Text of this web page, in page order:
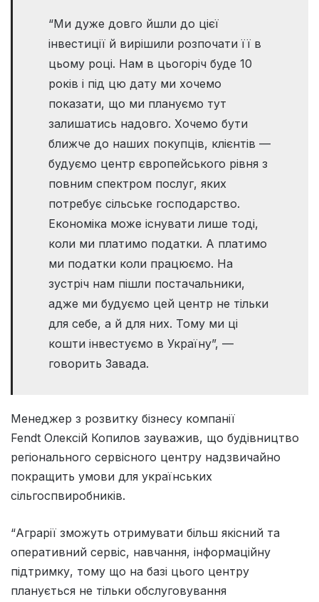
“Ми дуже довго йшли до цієї
інвестиції й вирішили розпочати її в
цьому році. Нам в цьогоріч буде 10
років і під цю дату ми хочемо
показати, що ми плануємо тут
залишатись надовго. Хочемо бути
ближче до наших покупців, клієнтів —
будуємо центр європейського рівня з
повним спектром послуг, яких
потребує сільське господарство.
Економіка може існувати лише тоді,
коли ми платимо податки. А платимо
ми податки коли працюємо. На
зустріч нам пішли постачальники,
адже ми будуємо цей центр не тільки
для себе, а й для них. Тому ми ці
кошти інвестуємо в Україну”, —
говорить Завада.
Менеджер з розвитку бізнесу компанії
Fendt Олексій Копилов зауважив, що будівництво
регіонального сервісного центру надзвичайно
покращить умови для українських
сільгоспвиробників.
“Аграрії зможуть отримувати більш якісний та
оперативний сервіс, навчання, інформаційну
підтримку, тому що на базі цього центру
планується не тільки обслуговування